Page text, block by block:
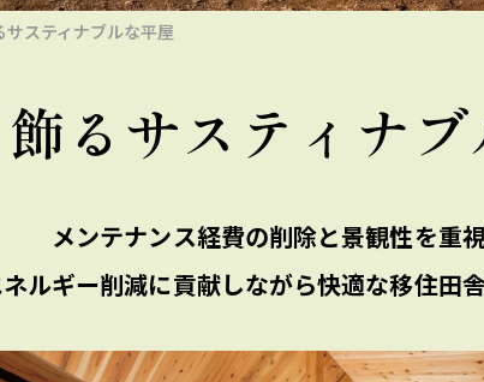
サスティナブルな平屋
るサスティナ
メンテナンス経費の削除と景観性を重
ルギー削減に貢献しながら快適な移住田